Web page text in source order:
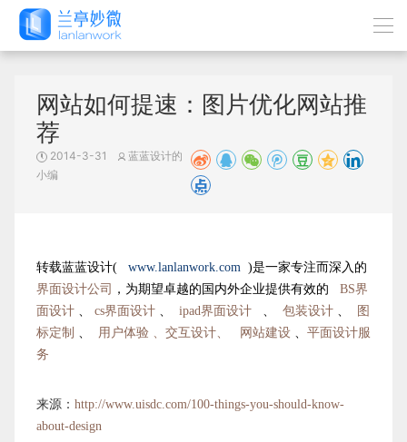
网站如何提速：图片优化网站推
荐
2014-3-31
蓝蓝设计的
小编
转载蓝蓝设计( www.lanlanwork.com )是一家专注而深入的
界面设计公司
，为期望卓越的国内外企业提供有效的 BS界
面设计 、 cs界面设计 、 ipad界面设计 、 包装设计 、
图
标定制 、 用户体验 、交互设计、 网站建设 、 平面设计服
务
来源： http://www.uisdc.com/100-things-you-should-know-
about-design